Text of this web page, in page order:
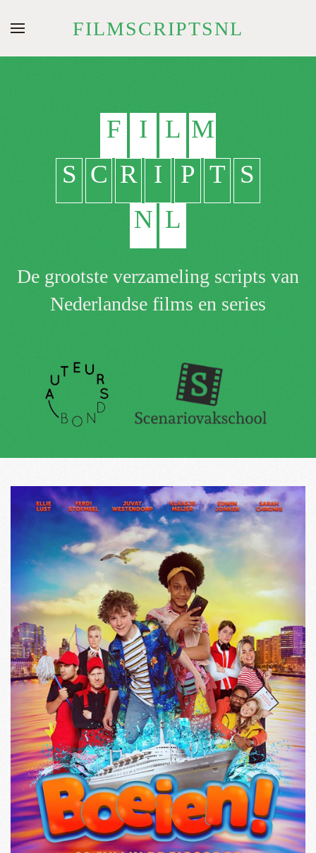
Skip to main contentFILMSCRIPTSNL
F I L M
S C R I P T S
N L
De grootste verzameling scripts van
Nederlandse films en series